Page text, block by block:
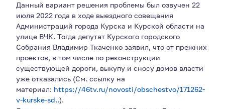
Данный вариант решения проблемы был озвучен 22
июля 2022 года в ходе выездного совещания
Администраций города Курска и Курской области на
улице ВЧК. Тогда депутат Курского городского
Собрания Владимир Ткаченко заявил, что от прежних
проектов, в том числе по реконструкции
существующей дороги, выкупу и сносу домов власти
уже отказались (См. ссылку на
материал: https://46tv.ru/novosti/obschestvo/171262-
v-kurske-sd..).